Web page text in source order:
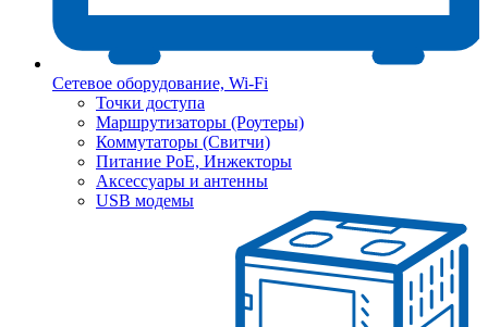
Сетевое оборудование, Wi-Fi
Точки доступа
Маршрутизаторы (Роутеры)
Коммутаторы (Свитчи)
Питание PoE, Инжекторы
Аксессуары и антенны
USB модемы